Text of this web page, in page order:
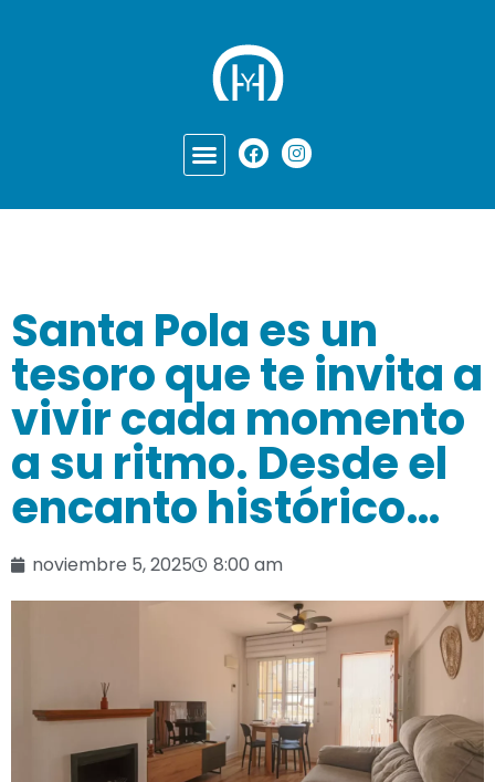
Santa Pola es un
tesoro que te invita a
vivir cada momento
a su ritmo. Desde el
encanto histórico…
noviembre 5, 2025 8:00 am